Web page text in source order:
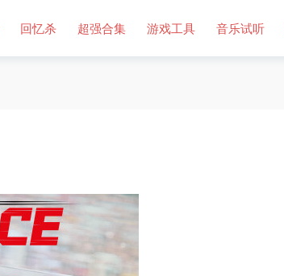
回忆杀 超强合集 游戏工具 音乐试听